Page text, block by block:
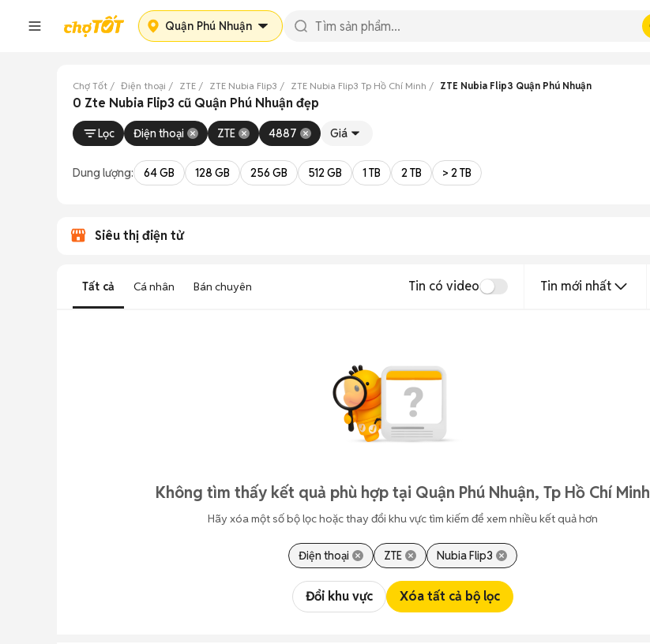
Quận Phú Nhuận
Chợ Tốt Điện thoại ZTE ZTE Nubia Flip3 ZTE Nubia Flip3 Tp Hồ Chí Minh ZTE Nubia Flip3 Quận Phú Nhuận
0 Zte Nubia Flip3 cũ Quận Phú Nhuận đẹp
Lọc Điện thoại ZTE 4887 Giá
Dung lượng: 64 GB 128 GB 256 GB 512 GB 1 TB 2 TB > 2 TB
Siêu thị điện tử
Tất cả Cá nhân Bán chuyên Tin có video Tin mới nhất
Không tìm thấy kết quả phù hợp tại Quận Phú Nhuận, Tp Hồ Chí Minh
Hãy xóa một số bộ lọc hoặc thay đổi khu vực tìm kiếm để xem nhiều kết quả hơn
Điện thoại ZTE Nubia Flip3
Đổi khu vực Xóa tất cả bộ lọc